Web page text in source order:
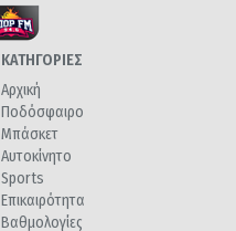
ΚΑΤΗΓΟΡΙΕΣ
Αρχική
Ποδόσφαιρο
Μπάσκετ
Αυτοκίνητο
Sports
Επικαιρότητα
Βαθμολογίες